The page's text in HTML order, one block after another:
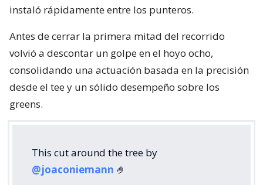
instaló rápidamente entre los punteros.
Antes de cerrar la primera mitad del recorrido
volvió a descontar un golpe en el hoyo ocho,
consolidando una actuación basada en la precisión
desde el tee y un sólido desempeño sobre los
greens.
This cut around the tree by
@joaconiemann 🤌